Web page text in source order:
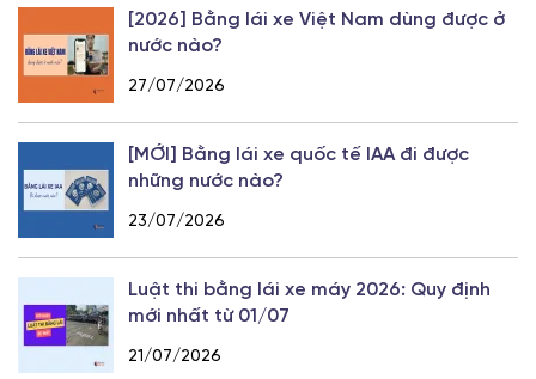
[2026] Bằng lái xe Việt Nam dùng được ở
nước nào?
27/07/2026
[MỚI] Bằng lái xe quốc tế IAA đi được
những nước nào?
23/07/2026
Luật thi bằng lái xe máy 2026: Quy định
mới nhất từ 01/07
21/07/2026